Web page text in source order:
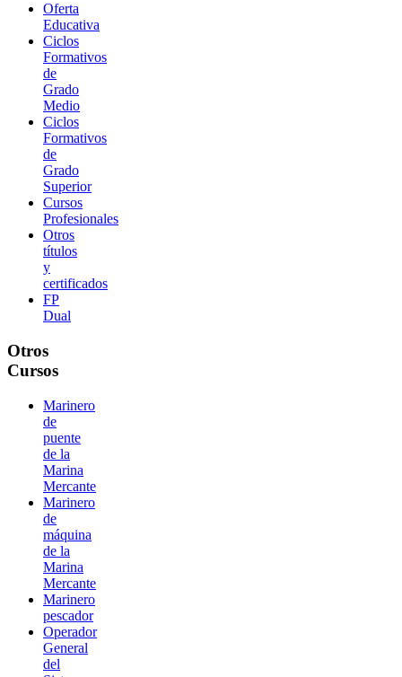
Oferta
Educativa
Ciclos
Formativos
de
Grado
Medio
Ciclos
Formativos
de
Grado
Superior
Cursos
Profesionales
Otros
títulos
y
certificados
FP
Dual
Otros
Cursos
Marinero
de
puente
de la
Marina
Mercante
Marinero
de
máquina
de la
Marina
Mercante
Marinero
pescador
Operador
General
del